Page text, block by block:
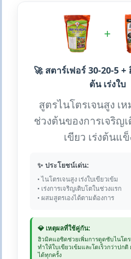
+
🚀 สตาร์เฟอร์ 30-20-5 +
ต้น เร่งใบ
สูตรไนโตรเจนสูง เ
ช่วงต้นของการเจริญเ
เขียว เร่งต้นแ
✨ ประโยชน์เด่น:
• ไนโตรเจนสูง เร่งใบเขียวเข้ม
• เร่งการเจริญเติบโตในช่วงแรก
• ผสมสูตรเองได้ตามต้องการ
💎 เหตุผลที่ใช้คู่กัน:
ฮิวมิคแอซิดช่วยเพิ่มการดูดซับไนโตร
ทำให้ใบเขียวเข้มและโตเร็วกว่าปก
ได้ทุกครั้ง